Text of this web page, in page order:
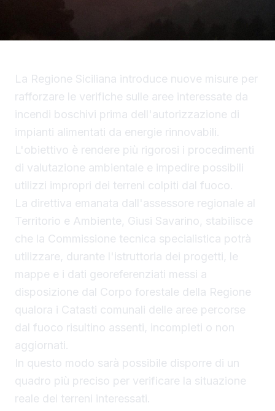
La Regione Siciliana introduce nuove misure per
rafforzare le verifiche sulle aree interessate da
incendi boschivi prima dell'autorizzazione di
impianti alimentati da energie rinnovabili.
L'obiettivo è rendere più rigorosi i procedimenti
di valutazione ambientale e impedire possibili
utilizzi impropri dei terreni colpiti dal fuoco.
La direttiva emanata dall'assessore regionale al
Territorio e Ambiente, Giusi Savarino, stabilisce
che la Commissione tecnica specialistica potrà
utilizzare, durante l'istruttoria dei progetti, le
mappe e i dati georeferenziati messi a
disposizione dal Corpo forestale della Regione
qualora i Catasti comunali delle aree percorse
dal fuoco risultino assenti, incompleti o non
aggiornati.
In questo modo sarà possibile disporre di un
quadro più preciso per verificare la situazione
reale dei terreni interessati.